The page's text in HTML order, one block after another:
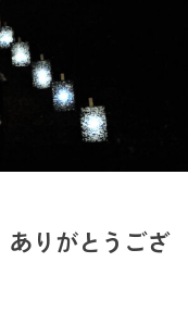
ありがとうござ